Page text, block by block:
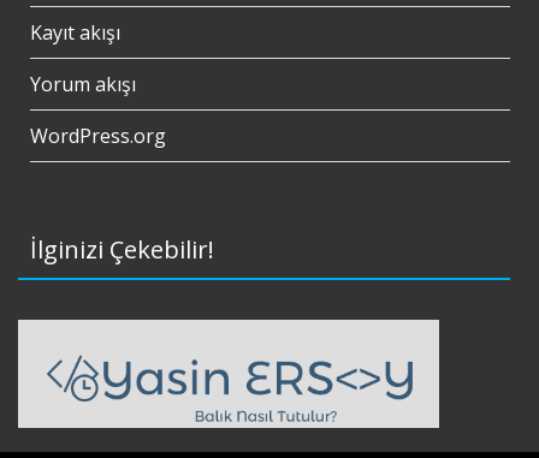
Kayıt akışı
Yorum akışı
WordPress.org
İlginizi Çekebilir!